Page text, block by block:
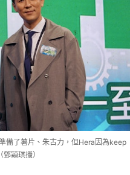
備了薯片、朱古力，但Hera因為keep
穎琪攝）